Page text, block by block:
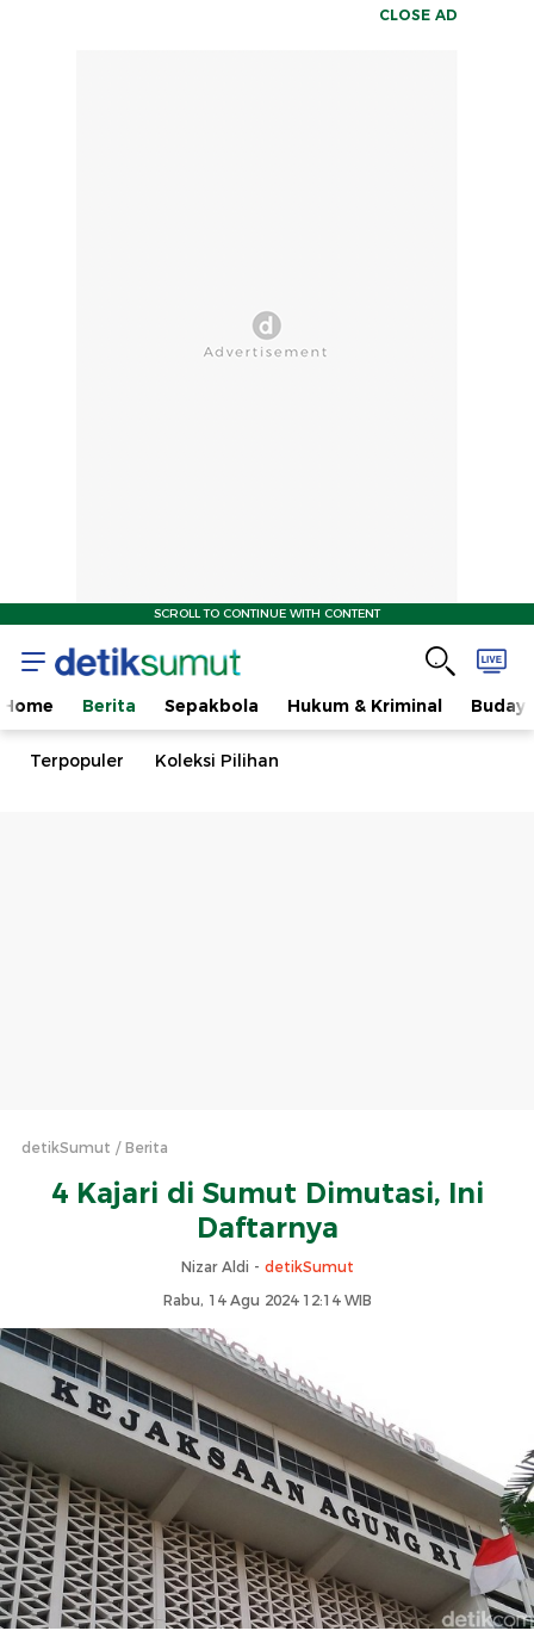
CLOSE AD
SCROLL TO CONTINUE WITH CONTENT
Home Berita Sepakbola Hukum & Kriminal
Terpopuler Koleksi Pilihan
detikSumut Berita
4 Kajari di Sumut Dimutasi, Ini
Daftarnya
Nizar Aldi - detikSumut
Rabu, 14 Agu 2024 12:14 WIB